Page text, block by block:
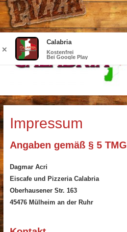
Inhalt
springen
Impressum
Angaben gemäß § 5 TMG
Dagmar Acri
Eiscafe und Pizzeria Calabria
Oberhausener Str. 163
45476 Mülheim an der Ruhr
✕
Calabria
Kostenfrei
Bei Google Play